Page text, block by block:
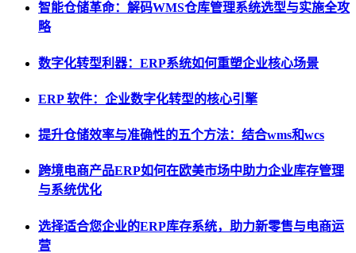
智能仓储革命：解码WMS仓库管理系统选型与实施全攻
略
数字化转型利器：ERP系统如何重塑企业核心场景
ERP 软件：企业数字化转型的核心引擎
提升仓储效率与准确性的五个方法：结合wms和wcs
跨境电商产品ERP如何在欧美市场中助力企业库存管理
与系统优化
选择适合您企业的ERP库存系统，助力新零售与电商运
营